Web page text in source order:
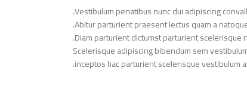
Vestibulum penatibus nunc dui adipiscing
Abitur parturient praesent lectus quam a
Diam parturient dictumst parturient scelerisque
Scelerisque adipiscing bibendum sem
inceptos hac parturient scelerisque vestibulum